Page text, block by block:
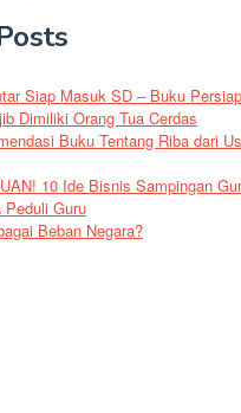
Siap Masuk SD – Buku
Dimiliki Orang Tua Cerdas
Buku Tentang Riba dari
10 Ide Bisnis Sampingan
Peduli Guru
Beban Negara?